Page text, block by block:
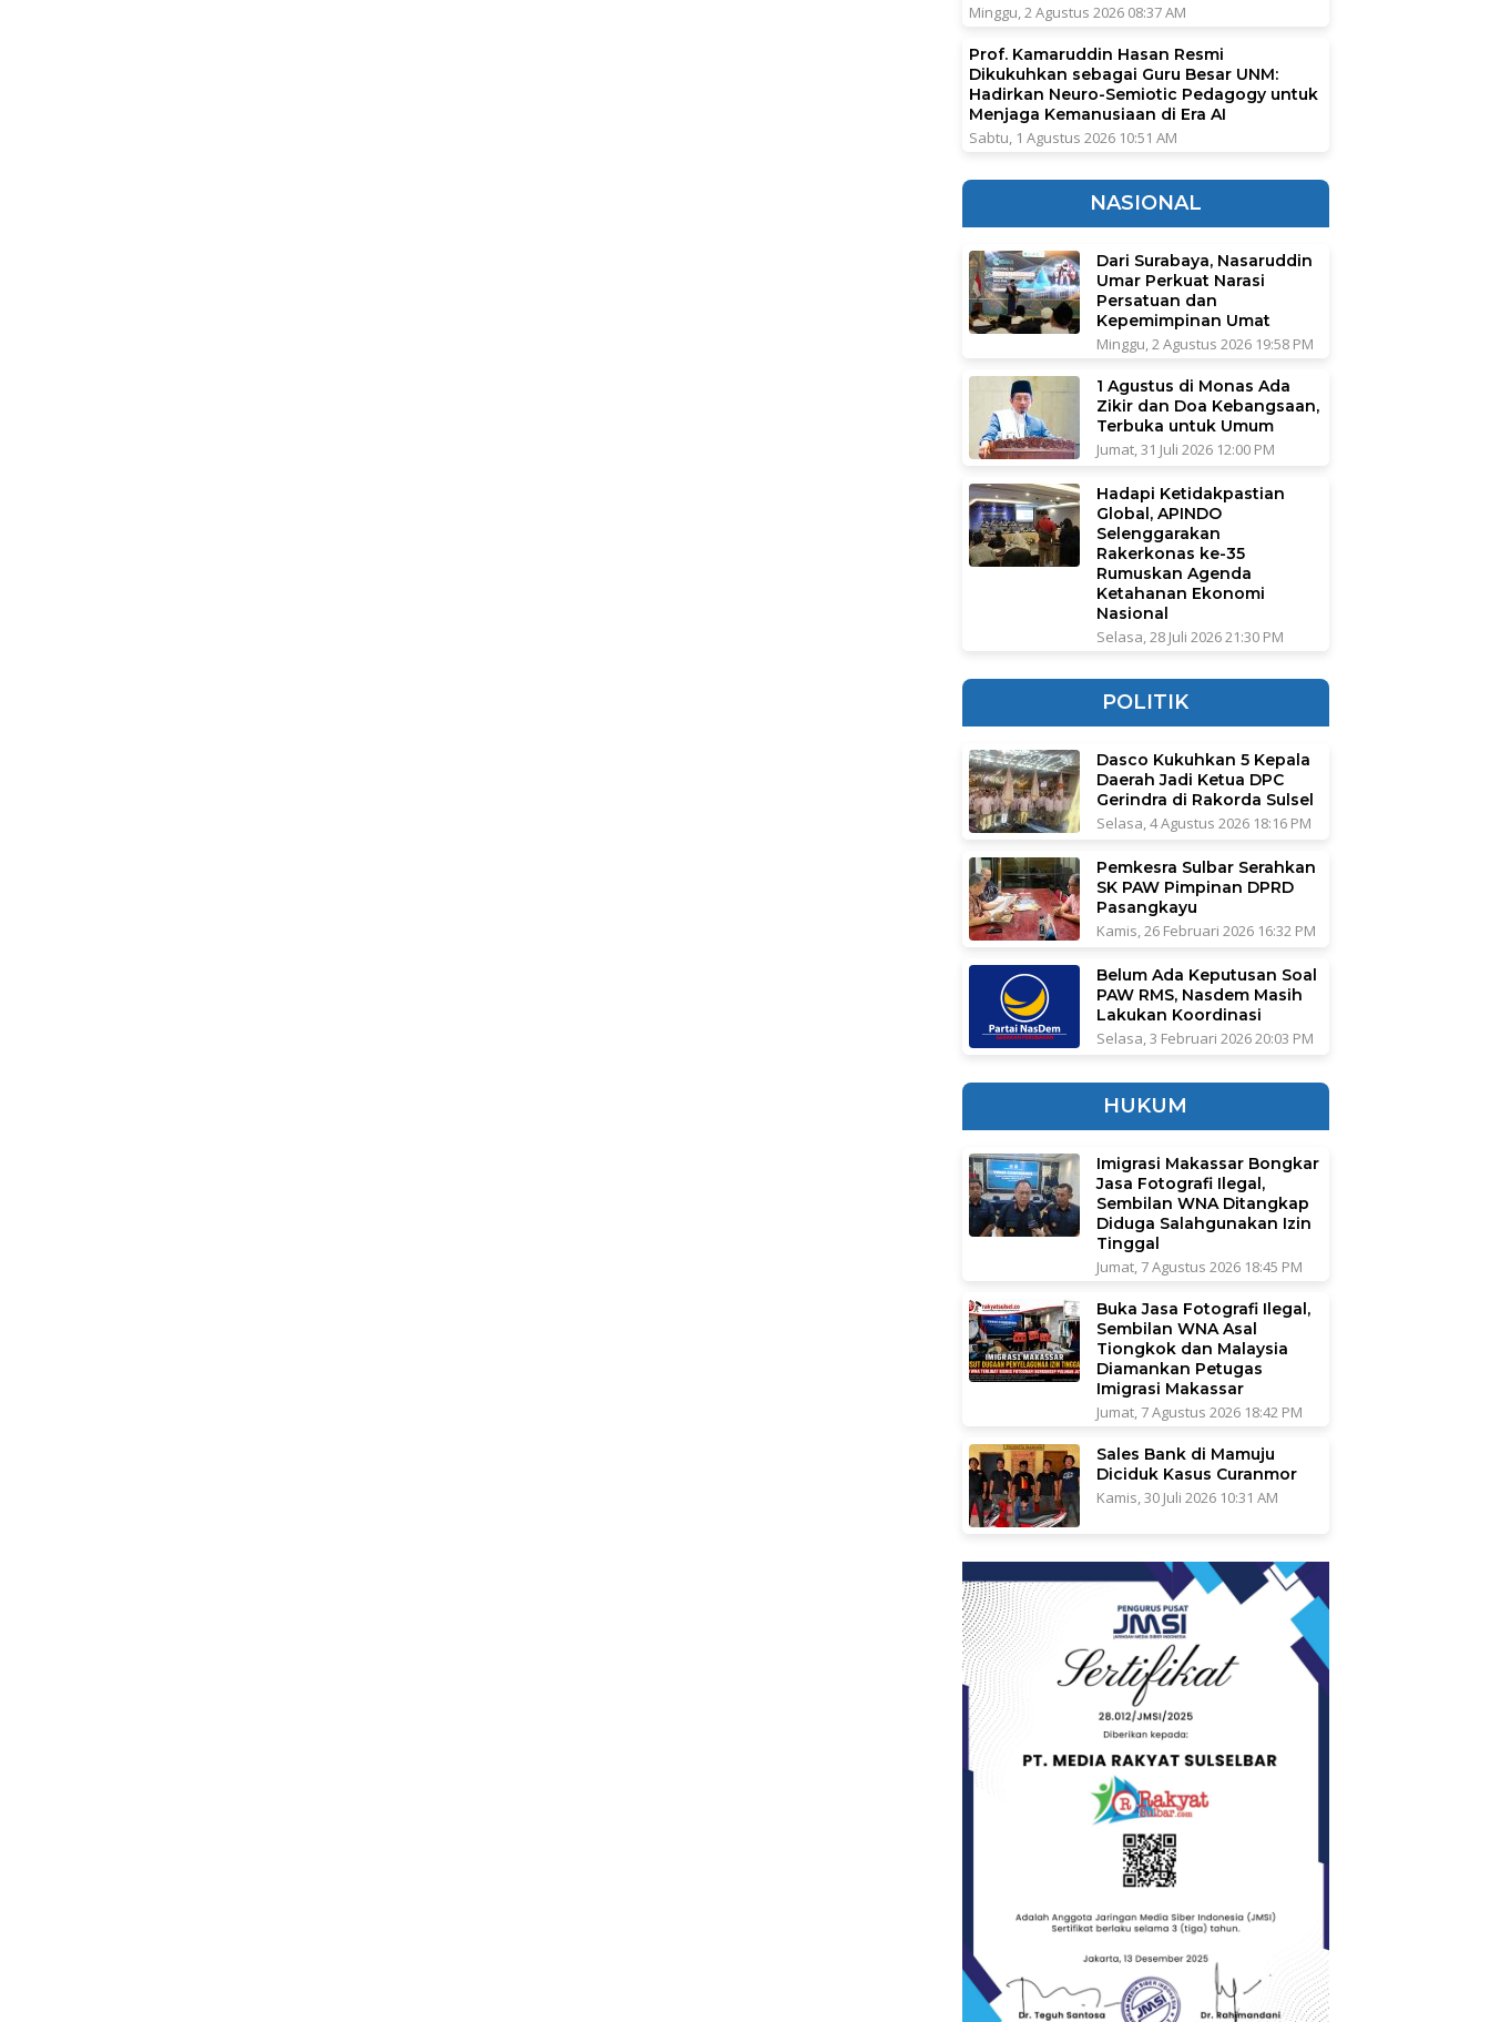
Minggu, 2 Agustus 2026 08:37 AM
Prof. Kamaruddin Hasan Resmi
Dikukuhkan sebagai Guru Besar UNM:
Hadirkan Neuro-Semiotic Pedagogy untuk
Menjaga Kemanusiaan di Era AI
Sabtu, 1 Agustus 2026 10:51 AM
NASIONAL
Dari Surabaya, Nasaruddin
Umar Perkuat Narasi
Persatuan dan
Kepemimpinan Umat
Minggu, 2 Agustus 2026 19:58 PM
1 Agustus di Monas Ada
Zikir dan Doa Kebangsaan,
Terbuka untuk Umum
Jumat, 31 Juli 2026 12:00 PM
Hadapi Ketidakpastian
Global, APINDO
Selenggarakan
Rakerkonas ke-35
Rumuskan Agenda
Ketahanan Ekonomi
Nasional
Selasa, 28 Juli 2026 21:30 PM
POLITIK
Dasco Kukuhkan 5 Kepala
Daerah Jadi Ketua DPC
Gerindra di Rakorda Sulsel
Selasa, 4 Agustus 2026 18:16 PM
Pemkesra Sulbar Serahkan
SK PAW Pimpinan DPRD
Pasangkayu
Kamis, 26 Februari 2026 16:32 PM
Belum Ada Keputusan Soal
PAW RMS, Nasdem Masih
Lakukan Koordinasi
Selasa, 3 Februari 2026 20:03 PM
HUKUM
Imigrasi Makassar Bongkar
Jasa Fotografi Ilegal,
Sembilan WNA Ditangkap
Diduga Salahgunakan Izin
Tinggal
Jumat, 7 Agustus 2026 18:45 PM
Buka Jasa Fotografi Ilegal,
Sembilan WNA Asal
Tiongkok dan Malaysia
Diamankan Petugas
Imigrasi Makassar
Jumat, 7 Agustus 2026 18:42 PM
Sales Bank di Mamuju
Diciduk Kasus Curanmor
Kamis, 30 Juli 2026 10:31 AM